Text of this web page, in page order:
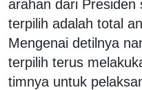
arahan dari Presiden
terpilih adalah total
Mengenai detilnya
terpilih terus
timnya untuk